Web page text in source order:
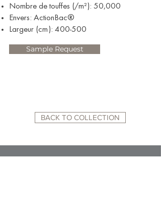
Nombre de touffes (/m²): 50,000
Envers: ActionBac®
Largeur (cm): 400-500
Sample Request
BACK TO COLLECTION